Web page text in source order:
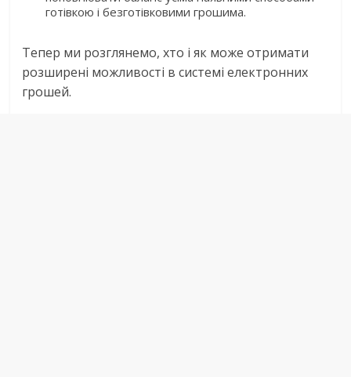
готівкою і безготівковими грошима.
Тепер ми розглянемо, хто і як може отримати
розширені можливості в системі електронних
грошей.